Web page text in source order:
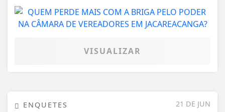
VISUALIZAR
21 DE JUN
ENQUETES